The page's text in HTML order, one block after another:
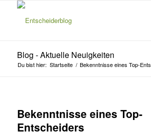
Blog - Aktuelle Neuigkeiten
Du bist hier: Startseite / Bekenntnisse eines Top-
Bekenntnisse eines Top-
Entscheiders